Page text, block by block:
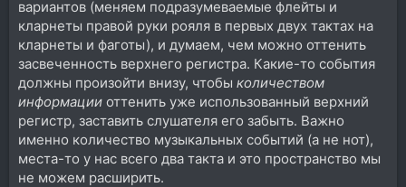
вариантов (меняем подразумеваемые флейты и
кларнеты правой руки рояля в первых двух тактах на
кларнеты и фаготы), и думаем, чем можно оттенить
засвеченность верхнего регистра. Какие-то события
должны произойти внизу, чтобы количеством
информации оттенить уже использованный верхний
регистр, заставить слушателя его забыть. Важно
именно количество музыкальных событий (а не нот),
места-то у нас всего два такта и это пространство мы
не можем расширить.